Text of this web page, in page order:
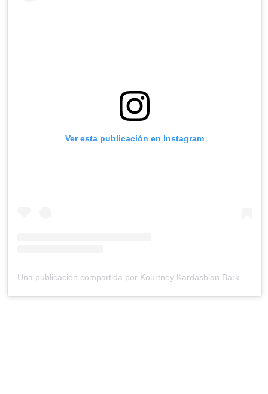
Ver esta publicación en Instagram
Una publicación compartida por Kourtney Kardashian Barker (@kourtneykardash)